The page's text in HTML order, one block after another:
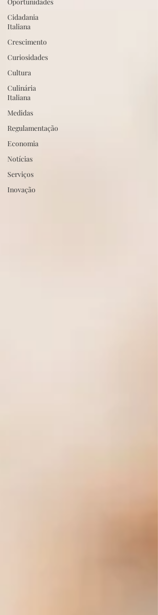
Cidadania
Italiana
Crescimento
Curiosidades
Cultura
Culinária
Italiana
Medidas
Regulamentação
Economia
Notícias
Serviços
Inovação